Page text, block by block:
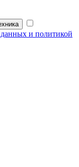
и политикой